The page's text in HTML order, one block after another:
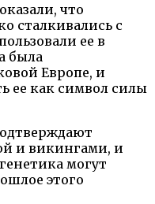
что
сталкивались с
ее в
была
Европе, и
ее как символ силы
и викингами, и
могут
этого